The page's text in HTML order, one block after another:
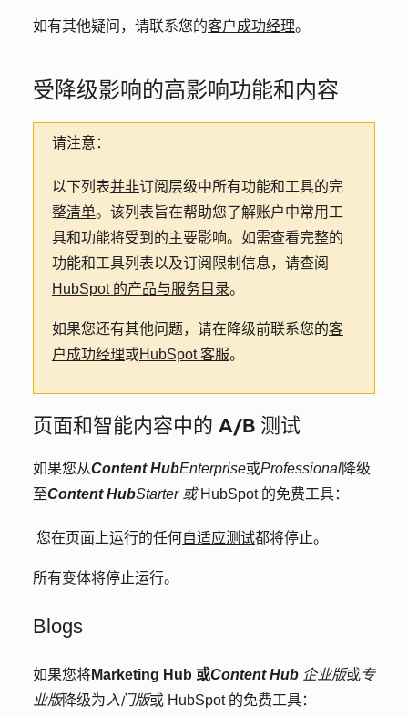
如有其他疑问，请联系您的客户成功经理。
受降级影响的高影响功能和内容
请注意：
以下列表并非订阅层级中所有功能和工具的完
整清单。该列表旨在帮助您了解账户中常用工
具和功能将受到的主要影响。如需查看完整的
功能和工具列表以及订阅 限制 信息，请查阅
HubSpot 的产品与服务目录。
如果您还有其他问题，请在降级前联系您的客
户成功经理或HubSpot 客服。
页面和智能内容中的 A/B 测试
如果您从Content HubEnterprise或Professional降级
至Content HubStarter 或 HubSpot 的免费工具：
您在页面上运行的任何自适应测试都将停止。
所有变体将停止运行。
Blogs
如果您将Marketing Hub 或Content Hub 企业版或专
业版降级为 入门版或 HubSpot 的免费工具：